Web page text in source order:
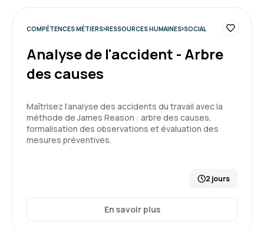
3
psychosociaux
Alix B. Le 03/07/2026
Bon timing, support et méthode avec une belle
Formation : Connaître et prévenir les risques
COMPÉTENCES MÉTIERS RESSOURCES HUMAINES SOCIAL
Analyse de l'accident - Arbre
des causes
Maîtrisez l’analyse des accidents du travail avec la
méthode de James Reason : arbre des causes,
formalisation des observations et évaluation des
mesures préventives.
2 jours
En savoir plus